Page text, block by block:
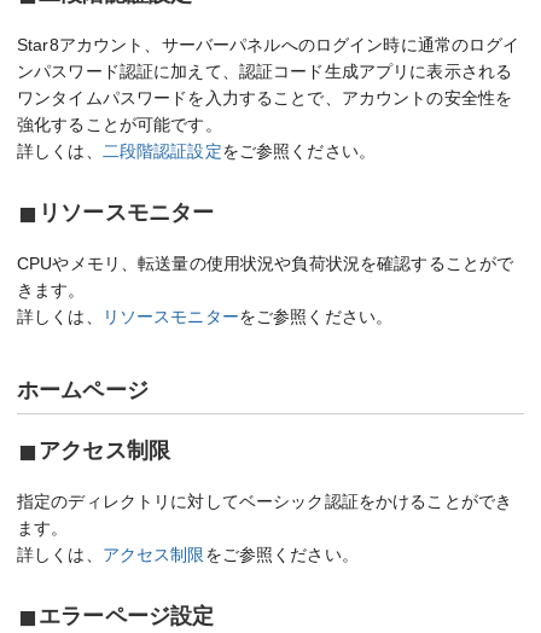
Star8アカウント、サーバーパネルへのログイン時に通常のログイ
ンパスワード認証に加えて、認証コード生成アプリに表示される
ワンタイムパスワードを入力することで、アカウントの安全性を
強化することが可能です。
詳しくは、 二段階認証設定をご参照ください。
リソースモニター
CPUやメモリ、転送量の使用状況や負荷状況を確認することがで
きます。
詳しくは、
リソースモニターをご参照ください。
ホームページ
アクセス制限
指定のディレクトリに対してベーシック認証をかけることができ
ます。
詳しくは、 アクセス制限をご参照ください。
エラーページ設定